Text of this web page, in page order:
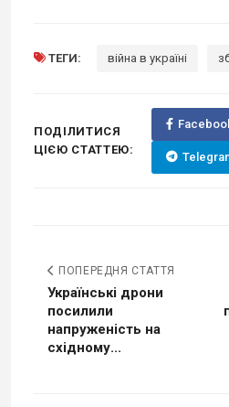
ТЕГИ: війна в україні
ПОДІЛИТИСЯ
ЦІЄЮ СТАТТЕЮ:
ПОПЕРЕДНЯ СТАТТЯ
Українські дрони
посилили
напруженість на
східному...